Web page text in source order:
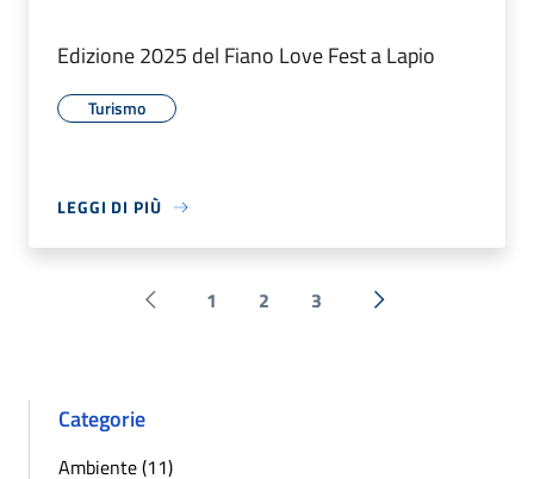
Edizione 2025 del Fiano Love Fest a Lapio
Turismo
LEGGI DI PIÙ
Pagina precedente
1 2 3 Successiva »
Categorie
Ambiente (11)